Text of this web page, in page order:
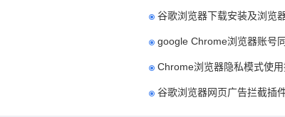
谷歌浏览器下载安装及浏览
google Chrome浏览器账号
Chrome浏览器隐私模式使
谷歌浏览器网页广告拦截插